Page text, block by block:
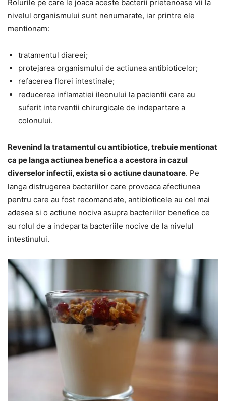
Rolurile pe care le joaca aceste bacterii prietenoase vii la
nivelul organismului sunt nenumarate, iar printre ele
mentionam:
tratamentul diareei;
protejarea organismului de actiunea antibioticelor;
refacerea florei intestinale;
reducerea inflamatiei ileonului la pacientii care au
suferit interventii chirurgicale de indepartare a
colonului.
Revenind la tratamentul cu antibiotice, trebuie mentionat
ca pe langa actiunea benefica a acestora in cazul
diverselor infectii, exista si o actiune daunatoare. Pe
langa distrugerea bacteriilor care provoaca afectiunea
pentru care au fost recomandate, antibioticele au cel mai
adesea si o actiune nociva asupra bacteriilor benefice ce
au rolul de a indeparta bacteriile nocive de la nivelul
intestinului.